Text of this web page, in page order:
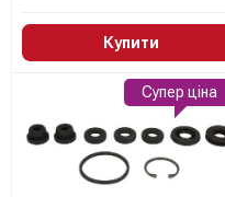
Купити
Супер ціна